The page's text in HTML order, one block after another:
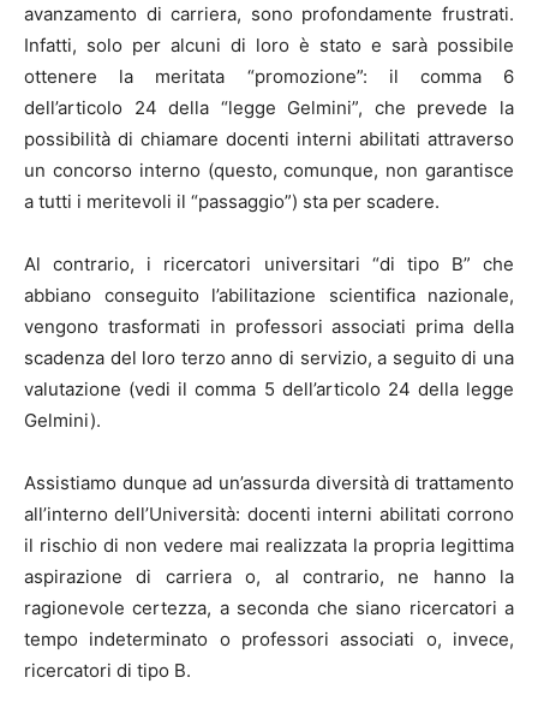
avanzamento di carriera, sono profondamente frustrati.
Infatti, solo per alcuni di loro è stato e sarà possibile
ottenere la meritata “promozione”: il comma 6
dell’articolo 24 della “legge Gelmini”, che prevede la
possibilità di chiamare docenti interni abilitati attraverso
un concorso interno (questo, comunque, non garantisce
a tutti i meritevoli il “passaggio”) sta per scadere.
Al contrario, i ricercatori universitari “di tipo B” che
abbiano conseguito l’abilitazione scientifica nazionale,
vengono trasformati in professori associati prima della
scadenza del loro terzo anno di servizio, a seguito di una
valutazione (vedi il comma 5 dell’articolo 24 della legge
Gelmini).
Assistiamo dunque ad un’assurda diversità di trattamento
all’interno dell’Università: docenti interni abilitati corrono
il rischio di non vedere mai realizzata la propria legittima
aspirazione di carriera o, al contrario, ne hanno la
ragionevole certezza, a seconda che siano ricercatori a
tempo indeterminato o professori associati o, invece,
ricercatori di tipo B.